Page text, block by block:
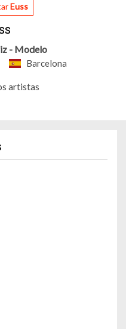
Euss
- Modelo
Barcelona
artistas